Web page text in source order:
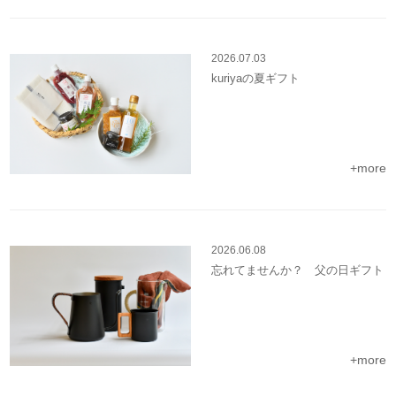
2026.07.03
kuriyaの夏ギフト
+more
2026.06.08
忘れてませんか？ 父の日ギフト
+more